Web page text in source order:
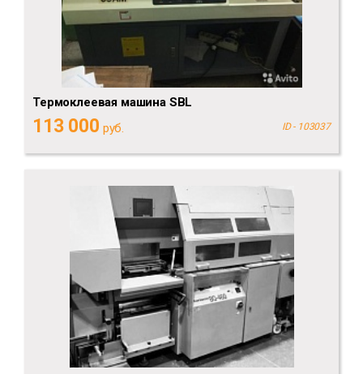
Термоклеевая машина SBL
113 000 руб. ID - 103037